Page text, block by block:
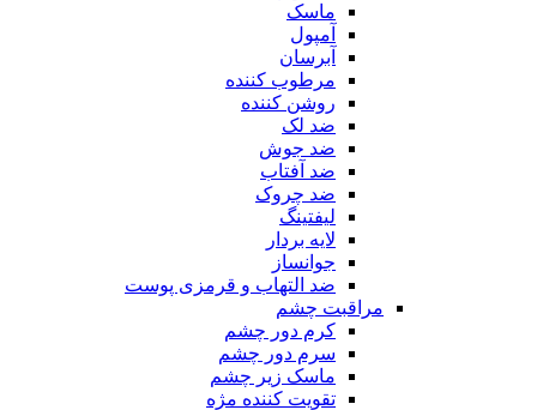
ماسک
آمپول
آبرسان
مرطوب کننده
روشن کننده
ضد لک
ضد جوش
ضد آفتاب
ضد چروک
لیفتینگ
لایه بردار
جوانساز
ضد التهاب و قرمزی پوست
مراقبت چشم
کرم دور چشم
سرم دور چشم
ماسک زیر چشم
تقویت کننده مژه